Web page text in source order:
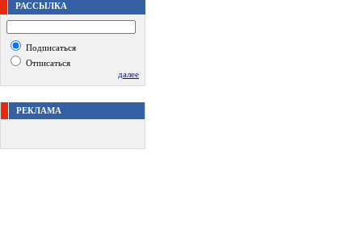
РАССЫЛКА
Подписаться
Отписаться
далее
РЕКЛАМА